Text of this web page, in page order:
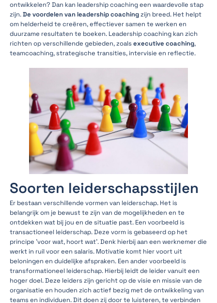
ontwikkelen? Dan kan leadership coaching een waardevolle stap
zijn.De voordelen van leadership coachingzijn breed. Het helpt
om helderheid te creëren, effectiever samen te werken en
duurzame resultaten te boeken. Leadership coaching kan zich
richten op verschillende gebieden, zoalsexecutive coaching,
teamcoaching, strategische transities, intervisie en reflectie.
Soorten leiderschapsstijlen
Er bestaan verschillende vormen van leiderschap. Het is
belangrijk om je bewust te zijn van de mogelijkheden en te
ontdekken wat bij jou en de situatie past. Een voorbeeld is
transactioneel leiderschap. Deze vorm is gebaseerd op het
principe 'voor wat, hoort wat'. Denk hierbij aan een werknemer die
werkt in ruil voor een salaris. Motivatie komt hier voort uit
beloningen en duidelijke afspraken. Een ander voorbeeld is
transformationeel leiderschap. Hierbij leidt de leider vanuit een
hoger doel. Deze leiders zijn gericht op de visie en missie van de
organisatie en houden zich actief bezig met de ontwikkeling van
teams en individuen. Dit doen zij door te luisteren, te verbinden